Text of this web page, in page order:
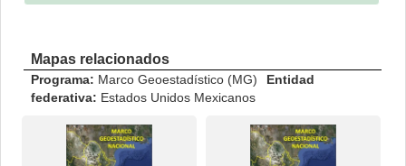
Mapas relacionados
Programa: Marco Geoestadístico (MG)
Entidad
federativa: Estados Unidos Mexicanos